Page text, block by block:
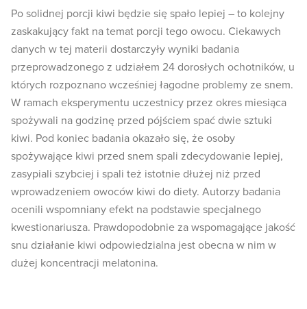
Po solidnej porcji kiwi będzie się spało lepiej – to kolejny
zaskakujący fakt na temat porcji tego owocu. Ciekawych
danych w tej materii dostarczyły wyniki badania
przeprowadzonego z udziałem 24 dorosłych ochotników, u
których rozpoznano wcześniej łagodne problemy ze snem.
W ramach eksperymentu uczestnicy przez okres miesiąca
spożywali na godzinę przed pójściem spać dwie sztuki
kiwi. Pod koniec badania okazało się, że osoby
spożywające kiwi przed snem spali zdecydowanie lepiej,
zasypiali szybciej i spali też istotnie dłużej niż przed
wprowadzeniem owoców kiwi do diety. Autorzy badania
ocenili wspomniany efekt na podstawie specjalnego
kwestionariusza. Prawdopodobnie za wspomagające jakość
snu działanie kiwi odpowiedzialna jest obecna w nim w
dużej koncentracji melatonina.